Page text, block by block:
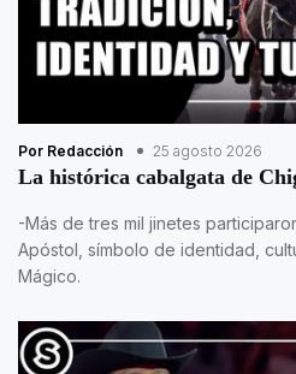
Por Redacción 25 agosto 2026
La histórica cabalgata de
-Más de tres mil jinetes
Apóstol, símbolo de identidad,
Mágico.